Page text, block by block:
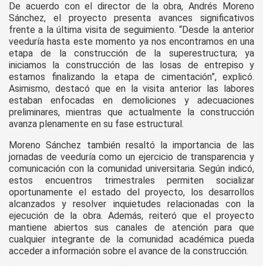
De acuerdo con el director de la obra, Andrés Moreno
Sánchez, el proyecto presenta avances significativos
frente a la última visita de seguimiento. “Desde la anterior
veeduría hasta este momento ya nos encontramos en una
etapa de la construcción de la superestructura; ya
iniciamos la construcción de las losas de entrepiso y
estamos finalizando la etapa de cimentación”, explicó.
Asimismo, destacó que en la visita anterior las labores
estaban enfocadas en demoliciones y adecuaciones
preliminares, mientras que actualmente la construcción
avanza plenamente en su fase estructural.
Moreno Sánchez también resaltó la importancia de las
jornadas de veeduría como un ejercicio de transparencia y
comunicación con la comunidad universitaria. Según indicó,
estos encuentros trimestrales permiten socializar
oportunamente el estado del proyecto, los desarrollos
alcanzados y resolver inquietudes relacionadas con la
ejecución de la obra. Además, reiteró que el proyecto
mantiene abiertos sus canales de atención para que
cualquier integrante de la comunidad académica pueda
acceder a información sobre el avance de la construcción.